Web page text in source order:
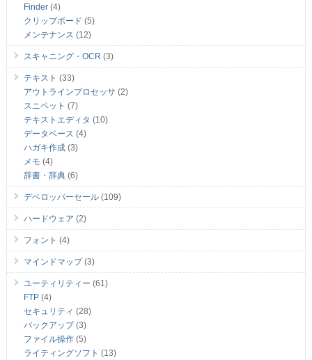
Finder(4)
クリップボード (5)
メンテナンス (12)
スキャニング・OCR (3)
テキスト (33)
アウトラインプロセッサ(2)
スニペット (7)
テキストエディタ (10)
データベース (4)
ハガキ作成(3)
メモ (4)
辞書・辞典(6)
デベロッパーセール(109)
ハードウェア (2)
フォント (4)
マインドマップ(3)
ユーティリティー (61)
FTP(4)
セキュリティ (28)
バックアップ(3)
ファイル操作(5)
ライティングソフト (13)